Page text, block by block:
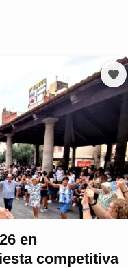
en
competitiva